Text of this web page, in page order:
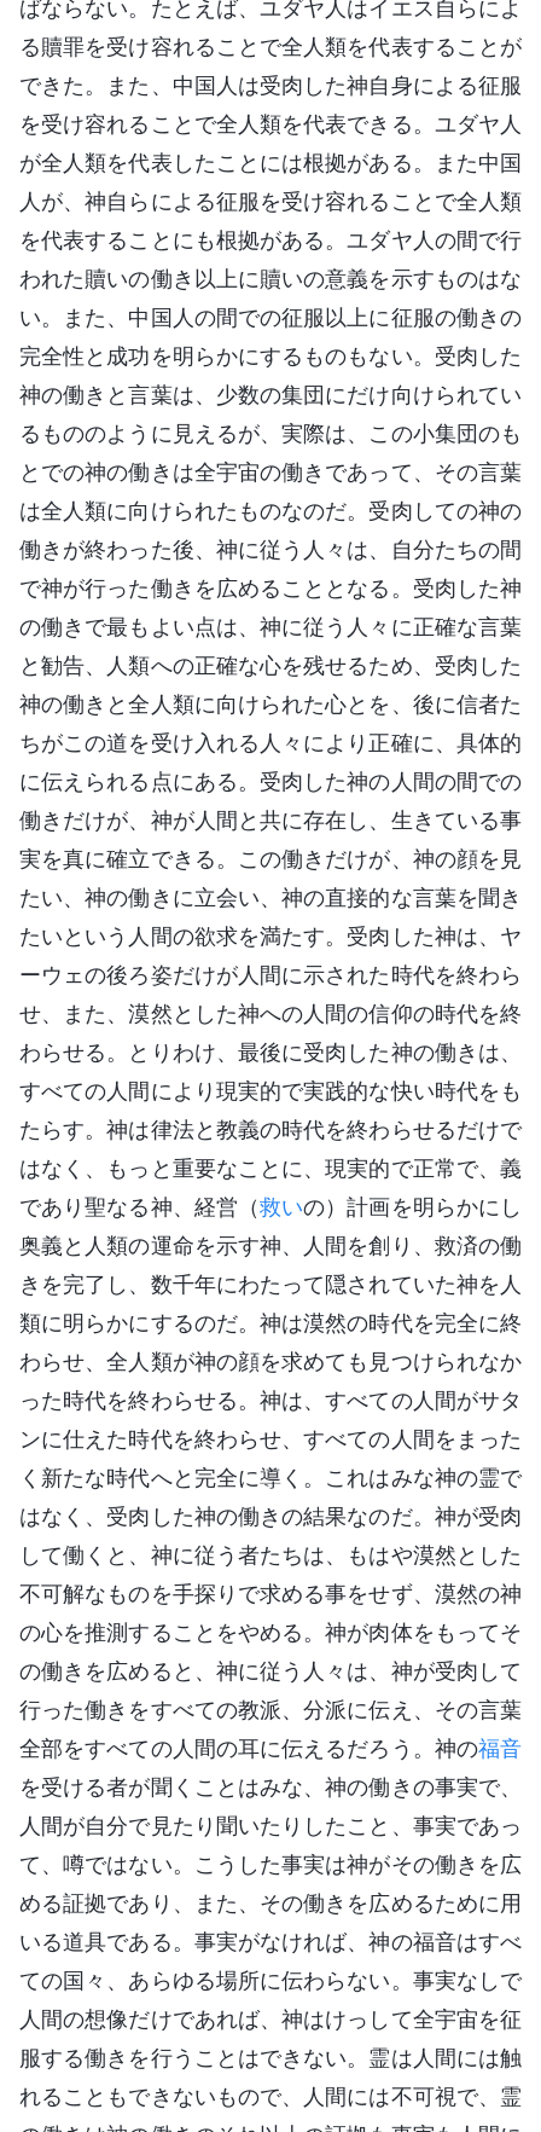
ばならない。たとえば、ユダヤ人はイエス自らによ
る贖罪を受け容れることで全人類を代表することが
できた。また、中国人は受肉した神自身による征服
を受け容れることで全人類を代表できる。ユダヤ人
が全人類を代表したことには根拠がある。また中国
人が、神自らによる征服を受け容れることで全人類
を代表することにも根拠がある。ユダヤ人の間で行
われた贖いの働き以上に贖いの意義を示すものはな
い。また、中国人の間での征服以上に征服の働きの
完全性と成功を明らかにするものもない。受肉した
神の働きと言葉は、少数の集団にだけ向けられてい
るもののように見えるが、実際は、この小集団のも
とでの神の働きは全宇宙の働きであって、その言葉
は全人類に向けられたものなのだ。受肉しての神の
働きが終わった後、神に従う人々は、自分たちの間
で神が行った働きを広めることとなる。受肉した神
の働きで最もよい点は、神に従う人々に正確な言葉
と勧告、人類への正確な心を残せるため、受肉した
神の働きと全人類に向けられた心とを、後に信者た
ちがこの道を受け入れる人々により正確に、具体的
に伝えられる点にある。受肉した神の人間の間での
働きだけが、神が人間と共に存在し、生きている事
実を真に確立できる。この働きだけが、神の顔を見
たい、神の働きに立会い、神の直接的な言葉を聞き
たいという人間の欲求を満たす。受肉した神は、ヤ
ーウェの後ろ姿だけが人間に示された時代を終わら
せ、また、漠然とした神への人間の信仰の時代を終
わらせる。とりわけ、最後に受肉した神の働きは、
すべての人間により現実的で実践的な快い時代をも
たらす。神は律法と教義の時代を終わらせるだけで
はなく、もっと重要なことに、現実的で正常で、義
であり聖なる神、経営（救いの）計画を明らかにし
奥義と人類の運命を示す神、人間を創り、救済の働
きを完了し、数千年にわたって隠されていた神を人
類に明らかにするのだ。神は漠然の時代を完全に終
わらせ、全人類が神の顔を求めても見つけられなか
った時代を終わらせる。神は、すべての人間がサタ
ンに仕えた時代を終わらせ、すべての人間をまった
く新たな時代へと完全に導く。これはみな神の霊で
はなく、受肉した神の働きの結果なのだ。神が受肉
して働くと、神に従う者たちは、もはや漠然とした
不可解なものを手探りで求める事をせず、漠然の神
の心を推測することをやめる。神が肉体をもってそ
の働きを広めると、神に従う人々は、神が受肉して
行った働きをすべての教派、分派に伝え、その言葉
全部をすべての人間の耳に伝えるだろう。神の福音
を受ける者が聞くことはみな、神の働きの事実で、
人間が自分で見たり聞いたりしたこと、事実であっ
て、噂ではない。こうした事実は神がその働きを広
める証拠であり、また、その働きを広めるために用
いる道具である。事実がなければ、神の福音はすべ
ての国々、あらゆる場所に伝わらない。事実なしで
人間の想像だけであれば、神はけっして全宇宙を征
服する働きを行うことはできない。霊は人間には触
れることもできないもので、人間には不可視で、霊